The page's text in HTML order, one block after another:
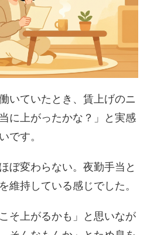
いていたとき、賃上げのニ
に上がったかな？」と実感
です。
ぼ変わらない。夜勤手当と
維持している感じでした。
そ上がるかも」と思いなが